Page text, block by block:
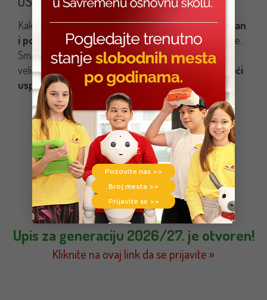
Kako ističu učiteljice, Konstantin jevredan, odgovoran
i posvećen učenikkoji sa osmehom dolazi na časove.
Smatraju da su ovemedalje tek početaknjegovih
velikih postignuća i da ga u budućnosti očekuju još
veći
uspesi u matematici.
Upis za generaciju 2026/27. je otvoren!
Kliknite na ovaj link da se prijavite »
Pozovite nas >>
Broj mesta >>
Prijavite se >>